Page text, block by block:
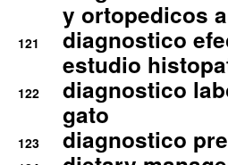
y ortopedicos
121
diagnostico
estudio
122
diagnostico
gato
123 diagnostico